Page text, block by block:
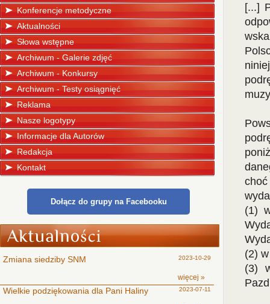
Konferencje metodyczne
Aktualności
Słowa wstępne
Archiwum - Galerie zdjęć
Archiwum - Konkursy
Archiwum - Testy osiągnięć
Reklama
Nasze logotypy
Informacje dla Autorów
Redakcja
Kontakt
Dołącz do grupy na Facebooku
Zmiana siedziby SNM 2023-10-29
więcej »
Wielkie podziękowania dla Pani Haliny 2023-07-11
[...]
(1)
(2)
(3)